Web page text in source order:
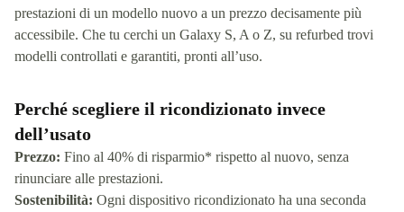
prestazioni di un modello nuovo a un prezzo decisamente più
accessibile. Che tu cerchi un Galaxy S, A o Z, su refurbed trovi
modelli controllati e garantiti, pronti all’uso.
Perché scegliere il ricondizionato invece
dell’usato
Prezzo: Fino al 40% di risparmio* rispetto al nuovo, senza
rinunciare alle prestazioni.
Sostenibilità: Ogni dispositivo ricondizionato ha una seconda